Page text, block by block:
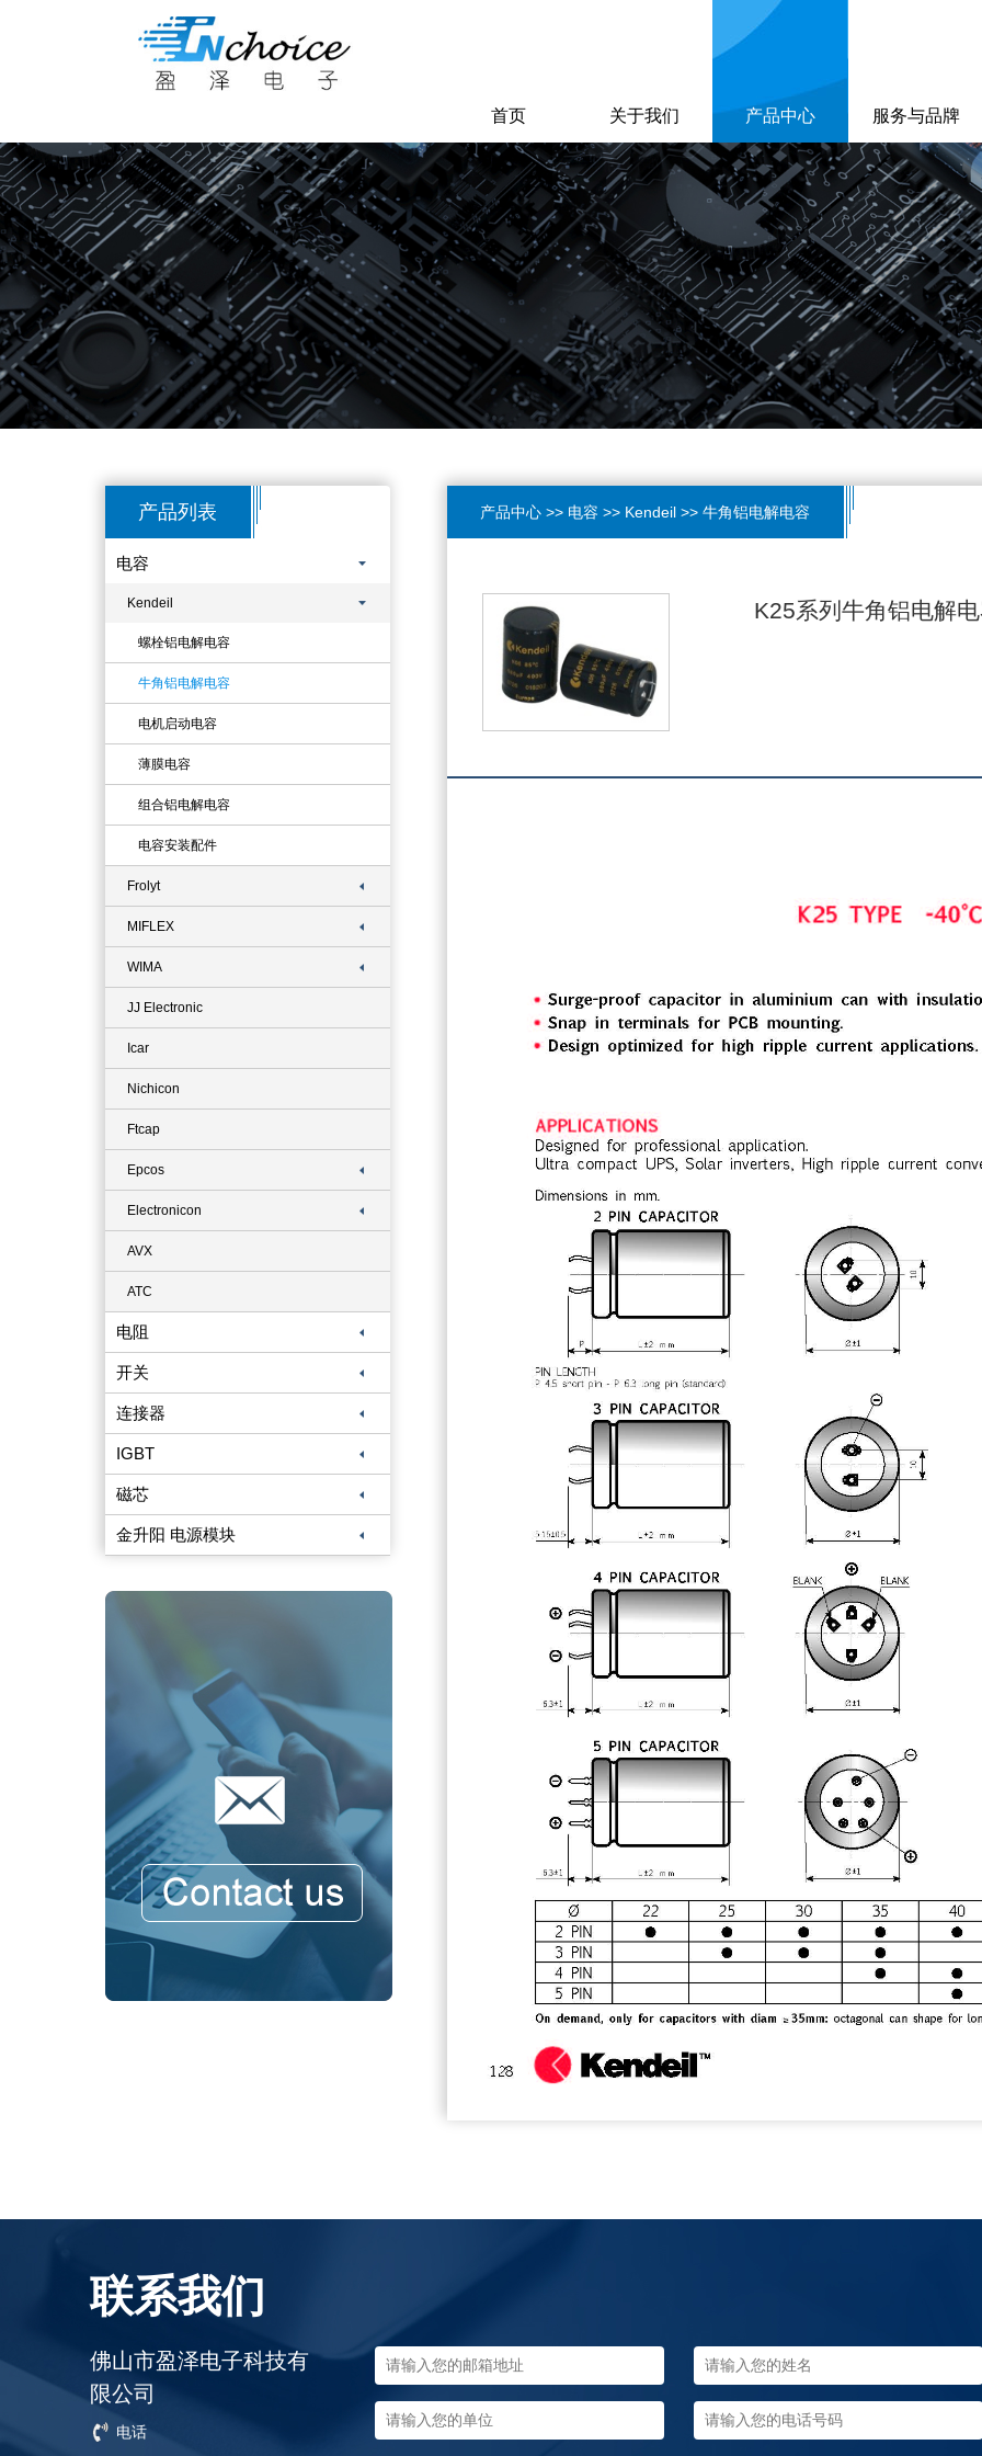
首页 关于我们 产品中心 服务与品牌
产品列表
电容
Kendeil
螺栓铝电解电容
牛角铝电解电容
电机启动电容
薄膜电容
组合铝电解电容
电容安装配件
Frolyt
MIFLEX
WIMA
JJ Electronic
Icar
Nichicon
Ftcap
Epcos
Electronicon
AVX
ATC
电阻
开关
连接器
IGBT
磁芯
金升阳 电源模块
产品中心 >> 电容 >> Kendeil >> 牛角铝电解电容
K25系列牛角铝电解
联系我们
佛山市盈泽电子科技有
限公司
电话